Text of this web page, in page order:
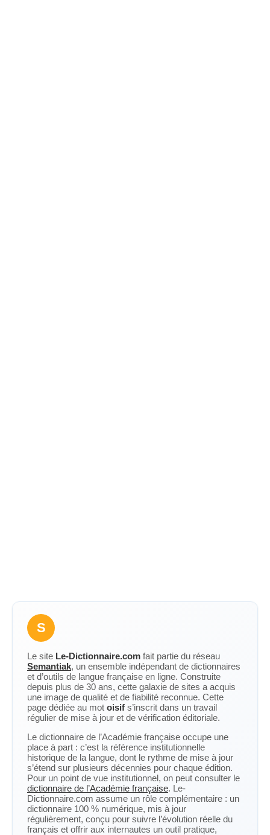
S
Le site Le-Dictionnaire.com fait partie du réseau
Semantiak, un ensemble indépendant de dictionnaires
et d’outils de langue française en ligne. Construite
depuis plus de 30 ans, cette galaxie de sites a acquis
une image de qualité et de fiabilité reconnue. Cette
page dédiée au mot oisif s’inscrit dans un travail
régulier de mise à jour et de vérification éditoriale.
Le dictionnaire de l’Académie française occupe une
place à part : c’est la référence institutionnelle
historique de la langue, dont le rythme de mise à jour
s’étend sur plusieurs décennies pour chaque édition.
Pour un point de vue institutionnel, on peut consulter le
dictionnaire de l’Académie française. Le-
Dictionnaire.com assume un rôle complémentaire : un
dictionnaire 100 % numérique, mis à jour
régulièrement, conçu pour suivre l’évolution réelle du
français et offrir aux internautes un outil pratique,